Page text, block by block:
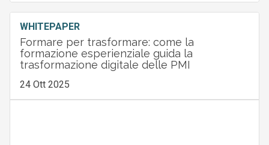
WHITEPAPER
Formare per trasformare: come la
formazione esperienziale guida la
trasformazione digitale delle PMI
24 Ott 2025